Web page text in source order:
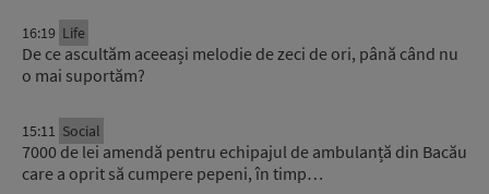
16:19 Life
De ce ascultăm aceeași melodie de zeci de ori, până când nu
o mai suportăm?
15:11 Social
7000 de lei amendă pentru echipajul de ambulanță din Bacău
care a oprit să cumpere pepeni, în timp…